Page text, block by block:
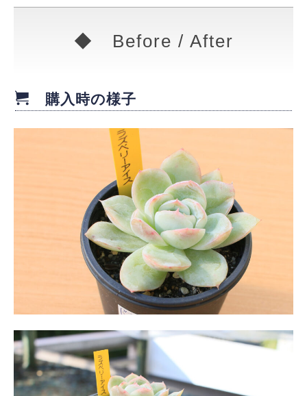
◆ Before / After
購入時の様子